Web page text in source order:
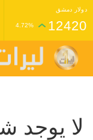
دولار دمشق
12420
4.72%
غرام عيار 24 ذهب
1,398,000
لا يوجد